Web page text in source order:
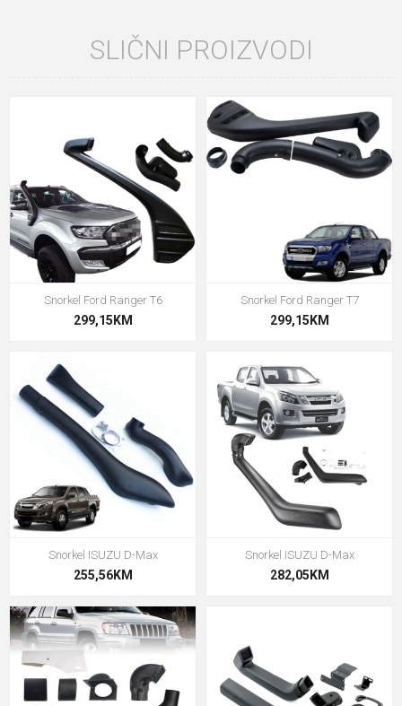
SLIČNI PROIZVODI
Snorkel Ford Ranger T6
299,15KM
Snorkel Ford Ranger T7
299,15KM
Snorkel ISUZU D-Max
255,56KM
Snorkel ISUZU D-Max
282,05KM